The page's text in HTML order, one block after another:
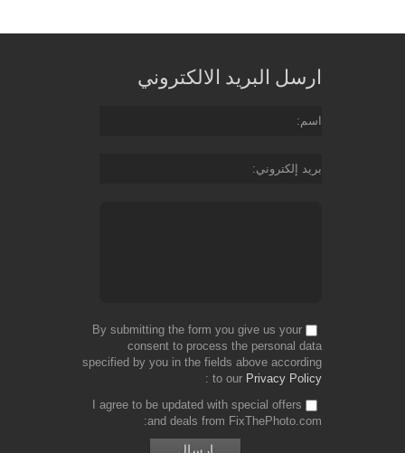
ارسل البريد الالكتروني
اسم
بريد إلكتروني
By submitting the form you give us your
consent to process the personal data
specified by you in the fields above according
to our Privacy Policy
I agree to be updated with special offers
and deals from FixThePhoto.com